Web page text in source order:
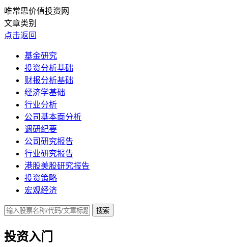
唯常思价值投资网
文章类别
点击返回
基金研究
投资分析基础
财报分析基础
经济学基础
行业分析
公司基本面分析
调研纪要
公司研究报告
行业研究报告
港股美股研究报告
投资策略
宏观经济
投资入门